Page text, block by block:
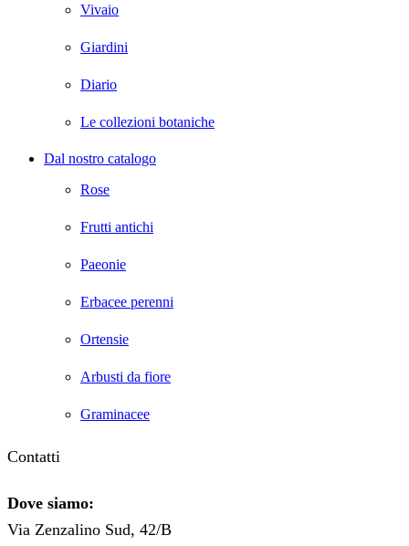
Vivaio
Giardini
Diario
Le collezioni botaniche
Dal nostro catalogo
Rose
Frutti antichi
Paeonie
Erbacee perenni
Ortensie
Arbusti da fiore
Graminacee
Contatti
Dove siamo:
Via Zenzalino Sud, 42/B